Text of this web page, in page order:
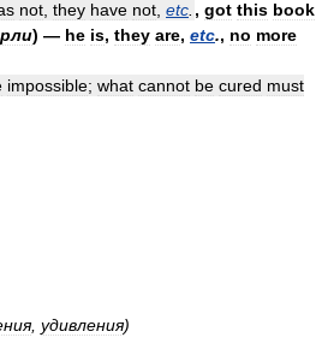
not they have not etc , got this book
) — he is, they are, etc., no more
impossible; what cannot be cured must
, удивления)